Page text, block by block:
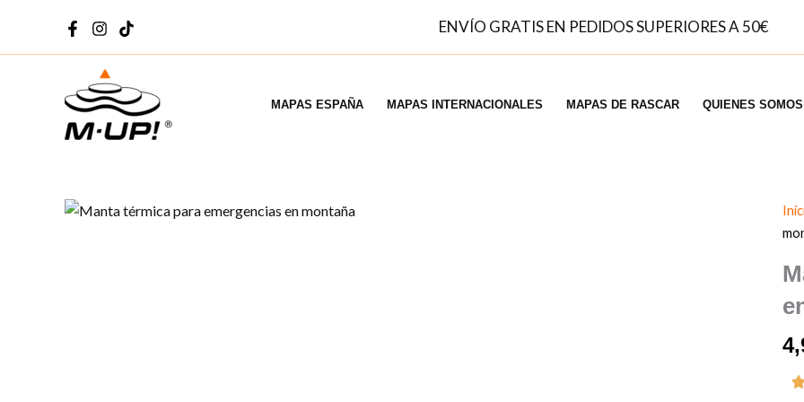
contenido
ENVÍO GRATIS EN PEDIDOS SUPERIORES A 50€
MAPAS ESPAÑA MAPAS INTERNACIONALES MAPAS DE RASCAR QUIENES SOMOS